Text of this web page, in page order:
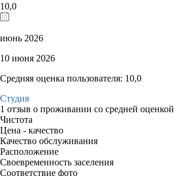
10,0
июнь 2026
10 июня 2026
Средняя оценка пользователя: 10,0
Студия
1 отзыв о проживании со средней оценкой
Чистота
Цена - качество
Качество обслуживания
Расположение
Своевременность заселения
Соответствие фото